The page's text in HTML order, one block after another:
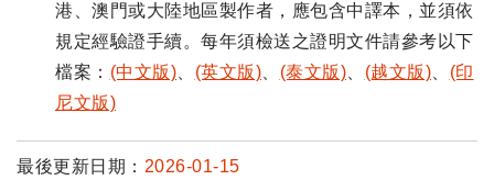
港、澳門或大陸地區製作者，應包含中譯本，並須依
規定經驗證手續。每年須檢送之證明文件請參考以下
檔案： (中文版) (英文版) (泰文版) (越文版)
(印
尼文版)
最後更新日期： 2026-01-15